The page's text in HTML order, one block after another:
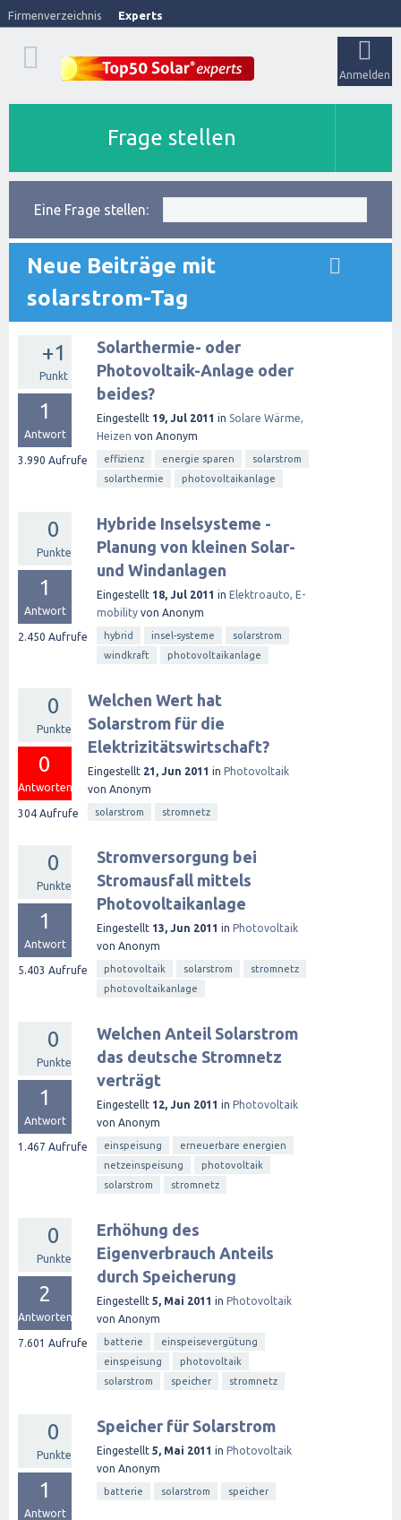
Firmenverzeichnis Experts
Anmelden
Frage stellen
Eine Frage stellen:
Neue Beiträge mit
solarstrom-Tag
+1
Punkt
1
Antwort
3.990 Aufrufe
Solarthermie- oder
Photovoltaik-Anlage oder
beides?
Eingestellt 19, Jul 2011 in Solare Wärme,
Heizen von Anonym
effizienz energie sparen
solarstrom
solarthermie
photovoltaikanlage
0
Punkte
1
Antwort
2.450 Aufrufe
Hybride Inselsysteme -
Planung von kleinen Solar-
und Windanlagen
Eingestellt 18, Jul 2011 in Elektroauto, E-
mobility von Anonym
hybrid insel-systeme
solarstrom
windkraft
photovoltaikanlage
0
Punkte
0
Antworten
304 Aufrufe
Welchen Wert hat
Solarstrom für die
Elektrizitätswirtschaft?
Eingestellt 21, Jun 2011 in Photovoltaik
von Anonym
solarstrom stromnetz
0
Punkte
1
Antwort
5.403 Aufrufe
Stromversorgung bei
Stromausfall mittels
Photovoltaikanlage
Eingestellt 13, Jun 2011 in Photovoltaik
von Anonym
photovoltaik solarstrom
stromnetz
photovoltaikanlage
0
Punkte
1
Antwort
1.467 Aufrufe
Welchen Anteil Solarstrom
das deutsche Stromnetz
verträgt
Eingestellt 12, Jun 2011 in Photovoltaik
von Anonym
einspeisung
erneuerbare energien
netzeinspeisung
photovoltaik
solarstrom
stromnetz
0
Punkte
2
Antworten
7.601 Aufrufe
Erhöhung des
Eigenverbrauch Anteils
durch Speicherung
Eingestellt 5, Mai 2011 in Photovoltaik
von Anonym
batterie
einspeisevergütung
einspeisung
photovoltaik
solarstrom
speicher stromnetz
0
Punkte
1
Antwort
Speicher für Solarstrom
Eingestellt 5, Mai 2011 in Photovoltaik
von Anonym
batterie solarstrom speicher